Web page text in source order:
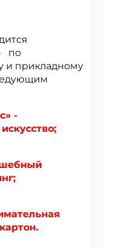
по
и прикладному
-